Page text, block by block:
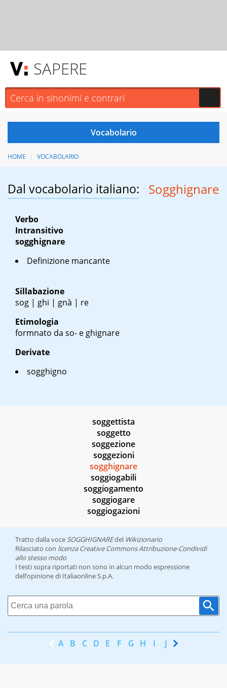
SAPERE
HOME VOCABOLARIO
Dal vocabolario italiano: Sogghignare
Verbo
Intransitivo
sogghignare
Definizione mancante
Sillabazione
sog | ghi | gnà | re
Etimologia
formnato da so- e ghignare
Derivate
sogghigno
soggettista
soggetto
soggezione
soggezioni
sogghignare
soggiogabili
soggiogamento
soggiogare
soggiogazioni
Tratto dalla voce SOGGHIGNAREdel Wikizionario
Rilasciato con licenza Creative Commons Attribuzione-Condividi
allo stesso modo
I testi sopra riportati non sono in alcun modo espressione
dell’opinione di Italiaonline S.p.A.
A B C D E F G H I J K